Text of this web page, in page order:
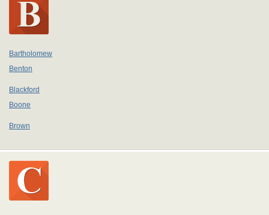
Bartholomew
Benton
Blackford
Boone
Brown